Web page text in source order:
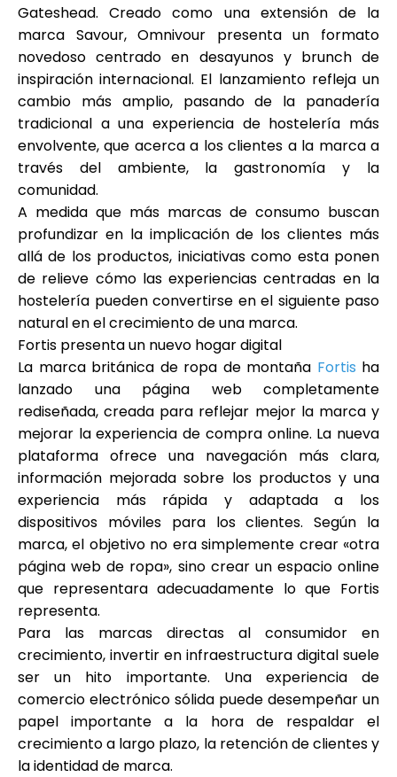
Mi Cuenta
Obtener financiación
ask@scrambleup.com
+372 712 2955
Gateshead. Creado como una extensión de la
marca Savour, Omnivour presenta un formato
novedoso centrado en desayunos y brunch de
inspiración internacional. El lanzamiento refleja un
cambio más amplio, pasando de la panadería
tradicional a una experiencia de hostelería más
envolvente, que acerca a los clientes a la marca a
través del ambiente, la gastronomía y la
comunidad.
A medida que más marcas de consumo buscan
profundizar en la implicación de los clientes más
allá de los productos, iniciativas como esta ponen
de relieve cómo las experiencias centradas en la
hostelería pueden convertirse en el siguiente paso
natural en el crecimiento de una marca.
Fortis presenta un nuevo hogar digital
La marca británica de ropa de montaña Fortis ha
lanzado una página web completamente
rediseñada, creada para reflejar mejor la marca y
mejorar la experiencia de compra online. La nueva
plataforma ofrece una navegación más clara,
información mejorada sobre los productos y una
experiencia más rápida y adaptada a los
dispositivos móviles para los clientes. Según la
marca, el objetivo no era simplemente crear «otra
página web de ropa», sino crear un espacio online
que representara adecuadamente lo que Fortis
representa.
Para las marcas directas al consumidor en
crecimiento, invertir en infraestructura digital suele
ser un hito importante. Una experiencia de
comercio electrónico sólida puede desempeñar un
papel importante a la hora de respaldar el
crecimiento a largo plazo, la retención de clientes y
la identidad de marca.